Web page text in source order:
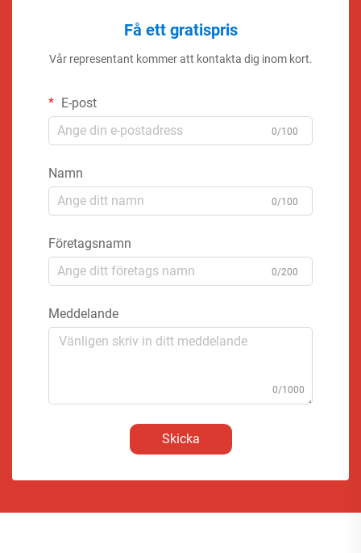
Få ett gratispris
Vår representant kommer att kontakta dig inom kort.
E-post
0/100
Namn
0/100
Företagsnamn
0/200
Meddelande
0/1000
Skicka